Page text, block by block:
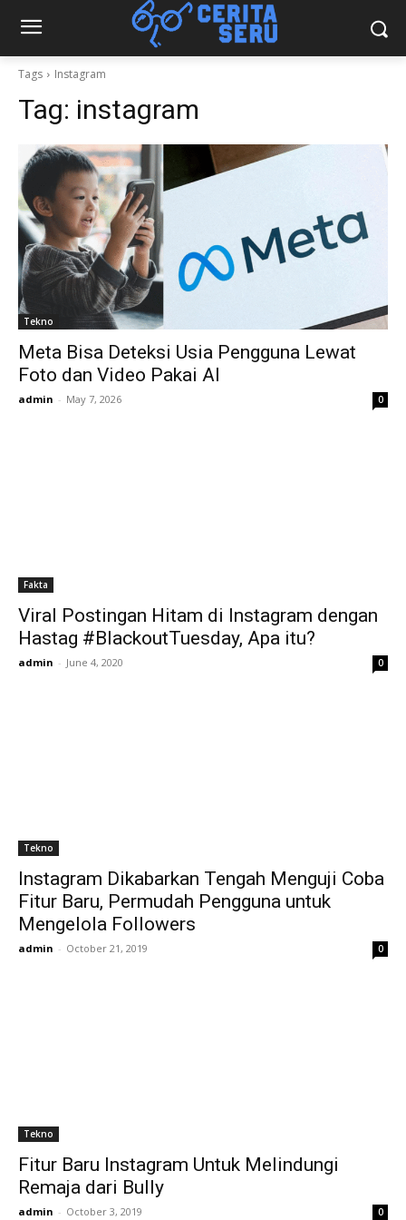
Tags Instagram
Tag: instagram
Tekno
Meta Bisa Deteksi Usia Pengguna Lewat
Foto dan Video Pakai AI
admin - May 7, 2026 0
Fakta
Viral Postingan Hitam di Instagram dengan
Hastag #BlackoutTuesday, Apa itu?
admin - June 4, 2020 0
Tekno
Instagram Dikabarkan Tengah Menguji Coba
Fitur Baru, Permudah Pengguna untuk
Mengelola Followers
admin - October 21, 2019 0
Tekno
Fitur Baru Instagram Untuk Melindungi
Remaja dari Bully
admin - October 3, 2019 0